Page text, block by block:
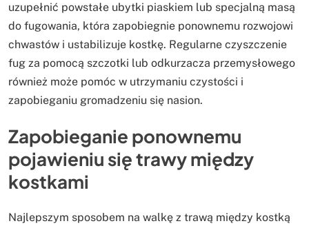
uzupełnić powstałe ubytki piaskiem lub specjalną masą
do fugowania, która zapobiegnie ponownemu rozwojowi
chwastów i ustabilizuje kostkę. Regularne czyszczenie
fug za pomocą szczotki lub odkurzacza przemysłowego
również może pomóc w utrzymaniu czystości i
zapobieganiu gromadzeniu się nasion.
Zapobieganie ponownemu
pojawieniu się trawy między
kostkami
Najlepszym sposobem na walkę z trawą między kostką